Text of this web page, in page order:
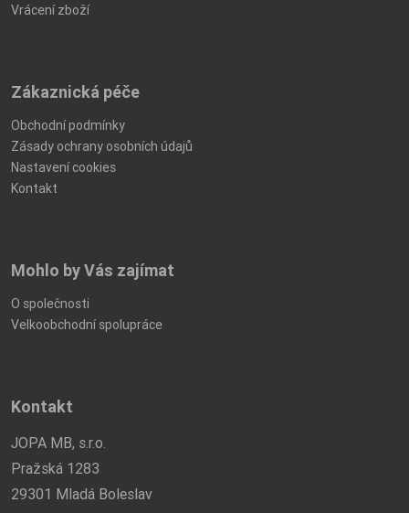
Vrácení zboží
Zákaznická péče
Obchodní podmínky
Zásady ochrany osobních údajů
Nastavení cookies
Kontakt
Mohlo by Vás zajímat
O společnosti
Velkoobchodní spolupráce
Kontakt
JOPA MB, s.r.o.
Pražská 1283
29301 Mladá Boleslav